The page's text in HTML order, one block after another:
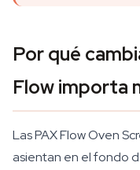
Por qué
Flow importa
Las PAX Flow Oven
asientan en el fondo